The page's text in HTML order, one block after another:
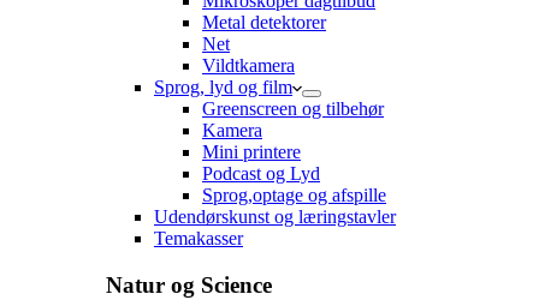
Metal detektorer
Net
Vildtkamera
Sprog, lyd og film
Greenscreen og tilbehør
Kamera
Mini printere
Podcast og Lyd
Sprog,optage og afspille
Udendørskunst og læringstavler
Temakasser
Natur og Science